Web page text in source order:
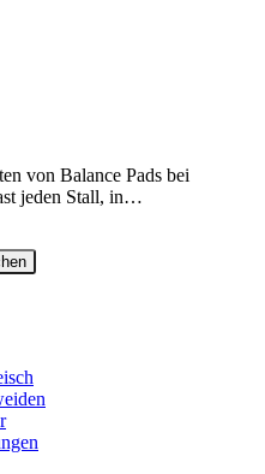
von Balance Pads bei
jeden Stall, in…